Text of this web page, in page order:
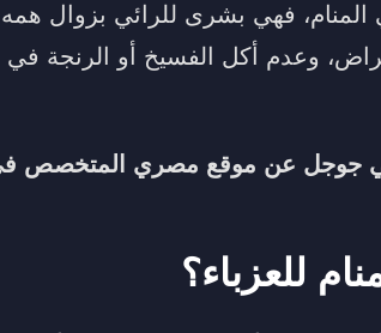
المنام، فهي بشرى للرائي بزوال همه
وعدم أكل الفسيخ أو الرنجة في
جوجل عن موقع مصري المتخصص في
للعزباء؟